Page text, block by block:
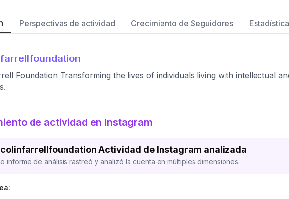
Perspectivas de actividad Crecimiento de Seguidores
Foundation Transforming the lives of individuals living with intellectual
de actividad en Instagram
colinfarrellfoundation Actividad de Instagram analizada
informe de análisis rastreó y analizó la cuenta en múltiples dimensiones.